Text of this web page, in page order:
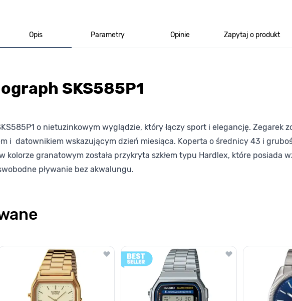
Opis Parametry Opinie Zapytaj o produkt
SKS585P1
o nietuzinkowym wyglądzie, który łączy sport i elegancję. Zegarek
i datownikiem wskazującym dzień miesiąca. Koperta o średnicy 43 i
kolorze granatowym została przykryta szkłem typu Hardlex, które posiada
pływanie bez akwalungu.
możliwe za pomocą klawisza tabulacji. Możesz pominąć karuzelę lub przejść